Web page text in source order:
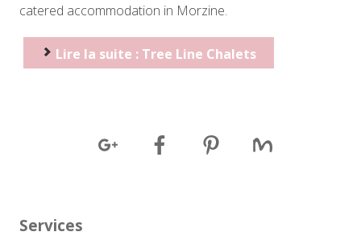
catered accommodation in Morzine.
Lire la suite : Tree Line Chalets
Services